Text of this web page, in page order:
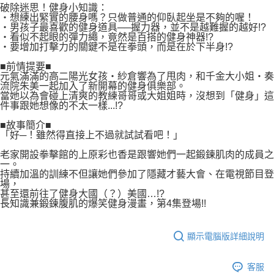
４．使用「AFTEE先享後付」時，將依據個別帳號之用戶狀況，依本公司即
時審查核予不同之上限額度；若仍有額度不足之情形，本公司將視審查結果
請求用戶進行身份認證。
５．嚴禁一人註冊多個帳號或使用他人資訊註冊。若發現惡意使用之情形，
恩沛科技股份有限公司將有權停止該用戶之使用額度並採取法律行動。
國家/地區配送 查看運費
破除迷思！健身小知識：
‧想練出緊實的腰身嗎？只做普通的仰臥起坐是不夠的喔！
‧男孩子最喜歡的健身道具──握力器，並不是越難握的越好!?
‧看似不起眼的彈力繩，竟然是百搭的健身神器!?
‧要增加打擊力的關鍵不是在拳頭，而是在於下半身!?
■前情提要■
元氣滿滿的高二陽光女孩‧紗倉響為了甩肉，和千金大小姐‧奏
流院朱美一起加入了新開幕的健身俱樂部。
當她以為會碰上清爽的教練哥哥或大姐姐時，沒想到「健身」這
件事跟她想像的不太一樣...!?
■故事簡介■
「好─！雖然得直接上不過就試試看吧！」
老家開設拳擊館的上原彩也香是跟響她們一起鍛鍊肌肉的成員之
一。
持續加溫的訓練不但讓她們參加了隱藏才藝大會、在電視節目登
場，
甚至還前往了健身大國（？）美國…!?
長知識兼鍛鍊腹肌的爆笑健身漫畫，第4集登場!!
顯示電腦版詳細說明
客服